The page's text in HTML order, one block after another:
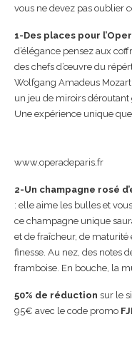
vous ne devez pas oublier
1-Des places pour
d’élégance pensez aux
des chefs d’œuvre du
Wolfgang Amadeus Mozart
un jeu de miroirs déroutant
Une expérience unique
www.operadeparis.fr
2-Un champagne rosé
: elle aime les bulles et
ce champagne unique
et de fraîcheur, de maturité
finesse. Au nez, des notes
framboise. En bouche, la
50% de réduction sur le
95€ avec le code promo